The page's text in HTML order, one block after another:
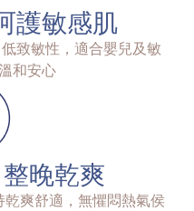
護敏感肌
致敏性，適合嬰兒及敏
和安心
晚乾爽
爽舒適，無懼悶熱氣侯